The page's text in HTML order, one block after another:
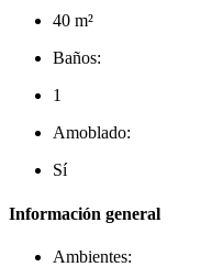
40 m²
Baños:
1
Amoblado:
Sí
Información general
Ambientes: